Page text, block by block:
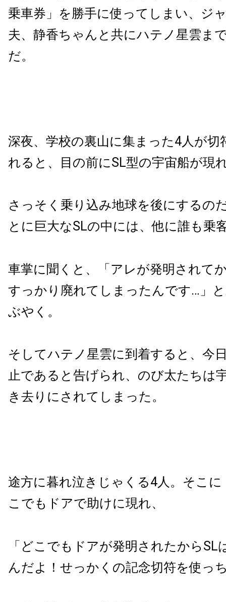
乗車券」を勝手に使ってしまい、ジ
夫、静香ちゃんと共にハテノ星雲ま
だ。
深夜、学校の裏山に集まった4人が切
れると、目の前にSL型の宇宙船が現
さっそく乗り込み地球を後にするの
とに巨大なSLの中には、他に誰も乗
車掌に聞くと、「アレが発明されて
すっかり廃れてしまったんです…」
ぶやく。
そしてハテノ星雲に到着すると、今
止であると告げられ、のび太たちは
き去りにされてしまった。
途方に暮れ泣きじゃくる4人。そこ
こでもドアで助けに現れ、
「どこでもドアが発明されたからSL
んだよ！せっかくの記念切符を使っ